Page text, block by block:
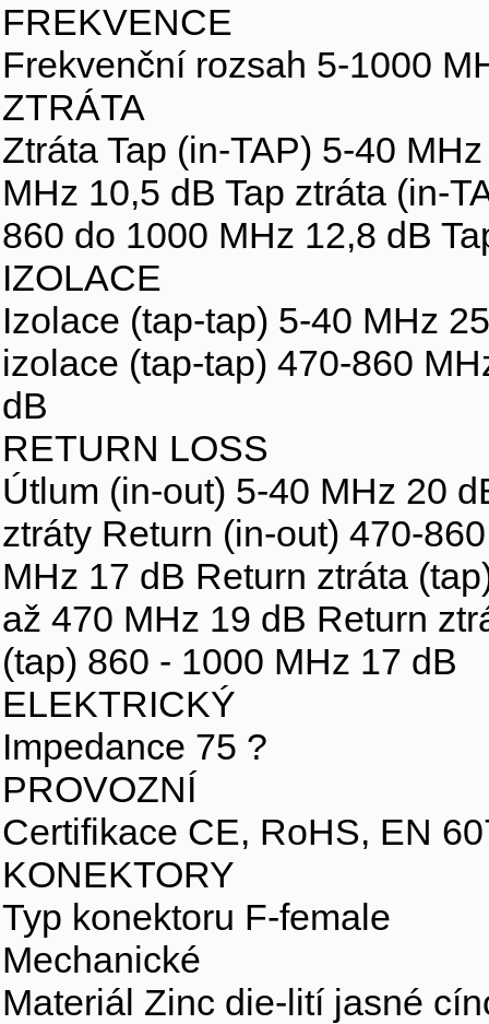
FREKVENCE
Frekvenční rozsah 5-1000
ZTRÁTA
Ztráta Tap (in-TAP) 5-40
MHz 10,5 dB Tap ztráta (in-
860 do 1000 MHz 12,8 dB
IZOLACE
Izolace (tap-tap) 5-40 MHz
izolace (tap-tap) 470-860
dB
RETURN LOSS
Útlum (in-out) 5-40 MHz 20
ztráty Return (in-out) 470-
MHz 17 dB Return ztráta
až 470 MHz 19 dB Return
(tap) 860 - 1000 MHz 17 dB
ELEKTRICKÝ
Impedance 75 ?
PROVOZNÍ
Certifikace CE, RoHS, EN
KONEKTORY
Typ konektoru F-female
Mechanické
Materiál Zinc die-lití jasné